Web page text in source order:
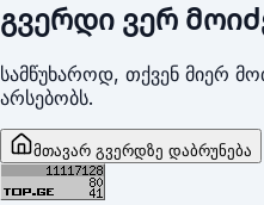
გვერდი ვერ
სამწუხაროდ, თქვენ მიერ
არსებობს.
მთავარ გვერდზე დაბრუნება